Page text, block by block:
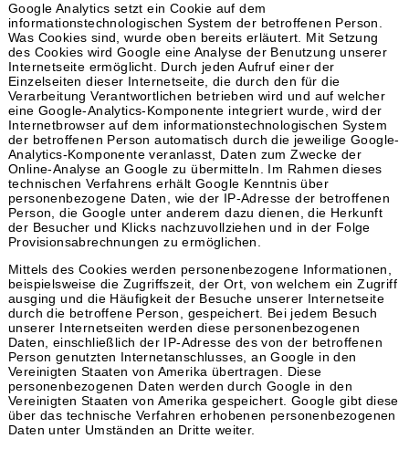
Google Analytics setzt ein Cookie auf dem
informationstechnologischen System der betroffenen Person.
Was Cookies sind, wurde oben bereits erläutert. Mit Setzung
des Cookies wird Google eine Analyse der Benutzung unserer
Internetseite ermöglicht. Durch jeden Aufruf einer der
Einzelseiten dieser Internetseite, die durch den für die
Verarbeitung Verantwortlichen betrieben wird und auf welcher
eine Google-Analytics-Komponente integriert wurde, wird der
Internetbrowser auf dem informationstechnologischen System
der betroffenen Person automatisch durch die jeweilige Google-
Analytics-Komponente veranlasst, Daten zum Zwecke der
Online-Analyse an Google zu übermitteln. Im Rahmen dieses
technischen Verfahrens erhält Google Kenntnis über
personenbezogene Daten, wie der IP-Adresse der betroffenen
Person, die Google unter anderem dazu dienen, die Herkunft
der Besucher und Klicks nachzuvollziehen und in der Folge
Provisionsabrechnungen zu ermöglichen.
Mittels des Cookies werden personenbezogene Informationen,
beispielsweise die Zugriffszeit, der Ort, von welchem ein Zugriff
ausging und die Häufigkeit der Besuche unserer Internetseite
durch die betroffene Person, gespeichert. Bei jedem Besuch
unserer Internetseiten werden diese personenbezogenen
Daten, einschließlich der IP-Adresse des von der betroffenen
Person genutzten Internetanschlusses, an Google in den
Vereinigten Staaten von Amerika übertragen. Diese
personenbezogenen Daten werden durch Google in den
Vereinigten Staaten von Amerika gespeichert. Google gibt diese
über das technische Verfahren erhobenen personenbezogenen
Daten unter Umständen an Dritte weiter.